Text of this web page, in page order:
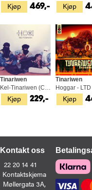
Kjøp 469,- Kjøp
Kjøp
Tinariwen
229,- Kjøp
Tinariwen
Hoggar -
Kontakt oss
22 20 14 41
Kontaktskjema
Møllergata 3A,